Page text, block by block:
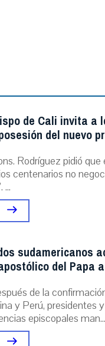
de Cali invita a
del nuevo
Rodríguez pidió
centenarios no
...
sudamericanos
del Papa
de la
y Perú, presidentes
episcopales man...